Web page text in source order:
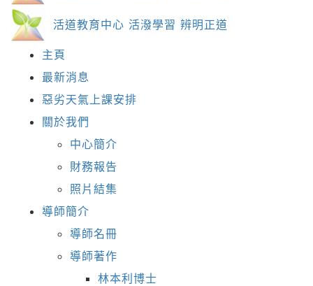
活道教育中心 活潑學習 辨明正道
主頁
最新消息
惡劣天氣上課安排
關於我們
中心簡介
財務報告
照片結集
導師簡介
導師名冊
導師著作
林本利博士